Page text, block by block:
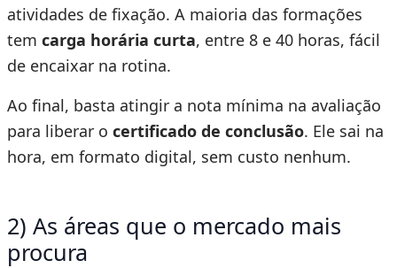
atividades de fixação. A maioria das formações
tem carga horária curta, entre 8 e 40 horas, fácil
de encaixar na rotina.
Ao final, basta atingir a nota mínima na avaliação
para liberar o certificado de conclusão. Ele sai na
hora, em formato digital, sem custo nenhum.
2) As áreas que o mercado mais
procura